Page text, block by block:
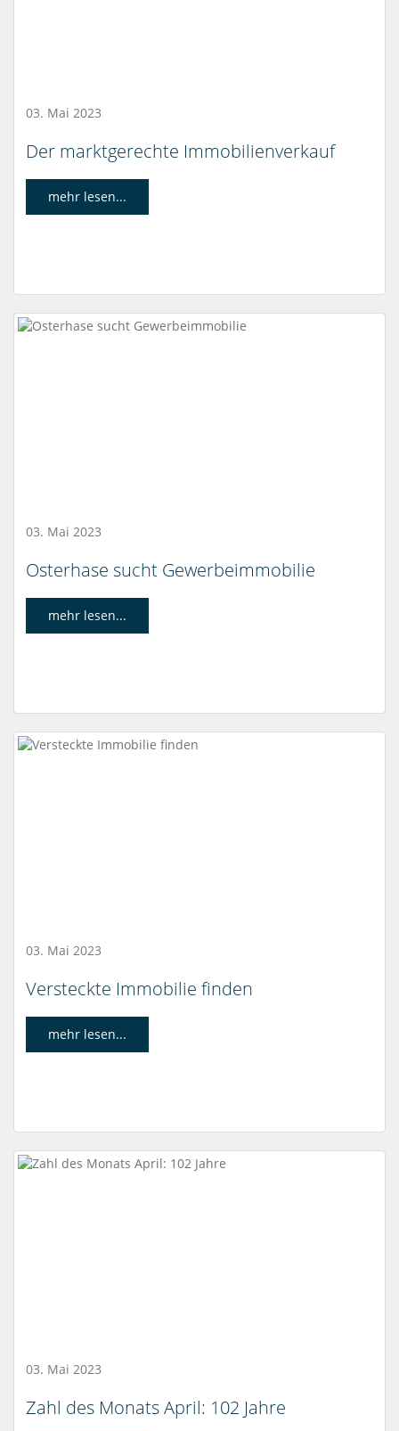
03. Mai 2023
Der marktgerechte Immobilienverkauf
mehr lesen...
03. Mai 2023
Osterhase sucht Gewerbeimmobilie
mehr lesen...
03. Mai 2023
Versteckte Immobilie finden
mehr lesen...
03. Mai 2023
Zahl des Monats April: 102 Jahre